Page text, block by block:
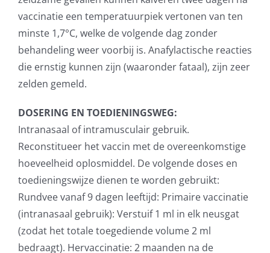
vaccinatie een temperatuurpiek vertonen van ten
minste 1,7°C, welke de volgende dag zonder
behandeling weer voorbij is. Anafylactische reacties
die ernstig kunnen zijn (waaronder fataal), zijn zeer
zelden gemeld.
DOSERING EN TOEDIENINGSWEG:
Intranasaal of intramusculair gebruik.
Reconstitueer het vaccin met de overeenkomstige
hoeveelheid oplosmiddel. De volgende doses en
toedieningswijze dienen te worden gebruikt:
Rundvee vanaf 9 dagen leeftijd: Primaire vaccinatie
(intranasaal gebruik): Verstuif 1 ml in elk neusgat
(zodat het totale toegediende volume 2 ml
bedraagt). Hervaccinatie: 2 maanden na de